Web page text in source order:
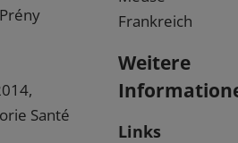
Santé
Frankreich
Weitere
Links